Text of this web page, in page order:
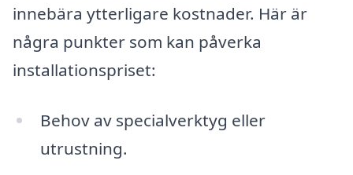
innebära ytterligare kostnader. Här är
några punkter som kan påverka
installationspriset:
Behov av specialverktyg eller
utrustning.